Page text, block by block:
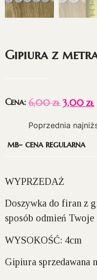
Gipiura z
Cena: 6,00zł 3,00 zł
Poprzednia
mb- cena regularna
WYPRZEDAŻ
Doszywka do firan z
sposób odmień Twoje
WYSOKOŚĆ: 4cm
Gipiura sprzedawana